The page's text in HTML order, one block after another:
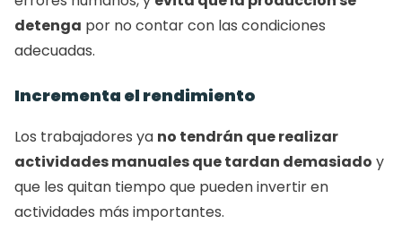
detenga por no contar con las condiciones
adecuadas.
Incrementa el rendimiento
Los trabajadores ya no tendrán que realizar
actividades manuales que tardan demasiado y
que les quitan tiempo que pueden invertir en
actividades más importantes.